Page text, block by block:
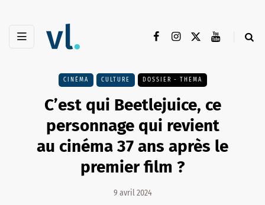
CINÉMA CULTURE DOSSIER - THEMA
C’est qui Beetlejuice, ce
personnage qui revient
au cinéma 37 ans après le
premier film ?
9 avril 2024